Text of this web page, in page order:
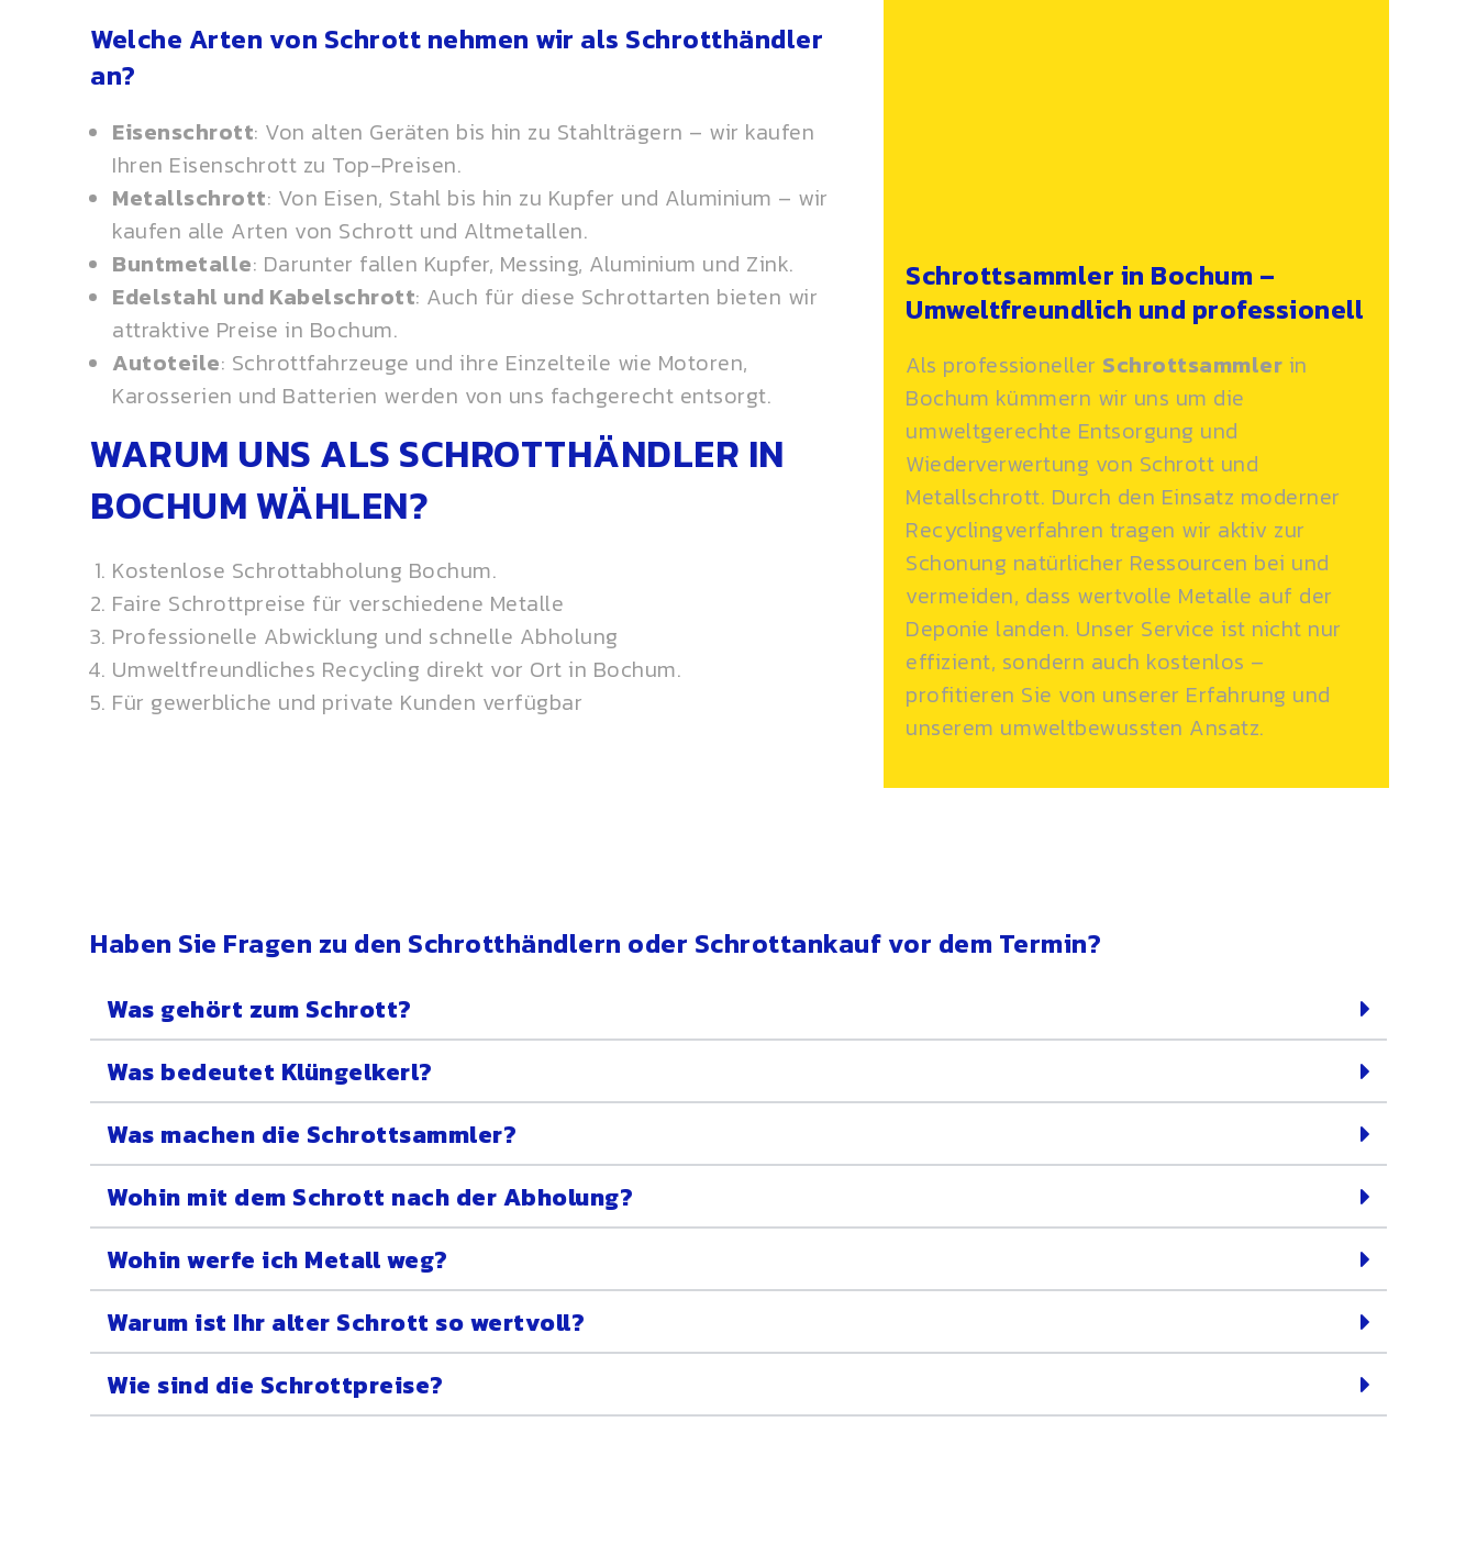
Welche Arten von Schrott nehmen wir als Schrotthändler
an?
Eisenschrott: Von alten Geräten bis hin zu Stahlträgern – wir kaufen
Ihren Eisenschrott zu Top-Preisen.
Metallschrott: Von Eisen, Stahl bis hin zu Kupfer und Aluminium – wir
kaufen alle Arten von Schrott und Altmetallen.
Buntmetalle: Darunter fallen Kupfer, Messing, Aluminium und Zink.
Edelstahl und Kabelschrott: Auch für diese Schrottarten bieten wir
attraktive Preise in Bochum.
Autoteile: Schrottfahrzeuge und ihre Einzelteile wie Motoren,
Karosserien und Batterien werden von uns fachgerecht entsorgt.
WARUM UNS ALS SCHROTTHÄNDLER IN
BOCHUM WÄHLEN?
Kostenlose Schrottabholung Bochum.
Faire Schrottpreise für verschiedene Metalle
Professionelle Abwicklung und schnelle Abholung
Umweltfreundliches Recycling direkt vor Ort in Bochum.
Für gewerbliche und private Kunden verfügbar
Schrottsammler in Bochum –
Umweltfreundlich und professionell
Als professioneller Schrottsammler in
Bochum kümmern wir uns um die
umweltgerechte Entsorgung und
Wiederverwertung von Schrott und
Metallschrott. Durch den Einsatz moderner
Recyclingverfahren tragen wir aktiv zur
Schonung natürlicher Ressourcen bei und
vermeiden, dass wertvolle Metalle auf der
Deponie landen. Unser Service ist nicht nur
effizient, sondern auch kostenlos –
profitieren Sie von unserer Erfahrung und
unserem umweltbewussten Ansatz.
Haben Sie Fragen zu den Schrotthändlern oder Schrottankauf vor dem Termin?
Was gehört zum Schrott?
Was bedeutet Klüngelkerl?
Was machen die Schrottsammler?
Wohin mit dem Schrott nach der Abholung?
Wohin werfe ich Metall weg?
Warum ist Ihr alter Schrott so wertvoll?
Wie sind die Schrottpreise?